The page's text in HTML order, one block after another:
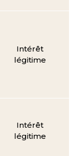
Intérêt
légitime
Intérêt
légitime